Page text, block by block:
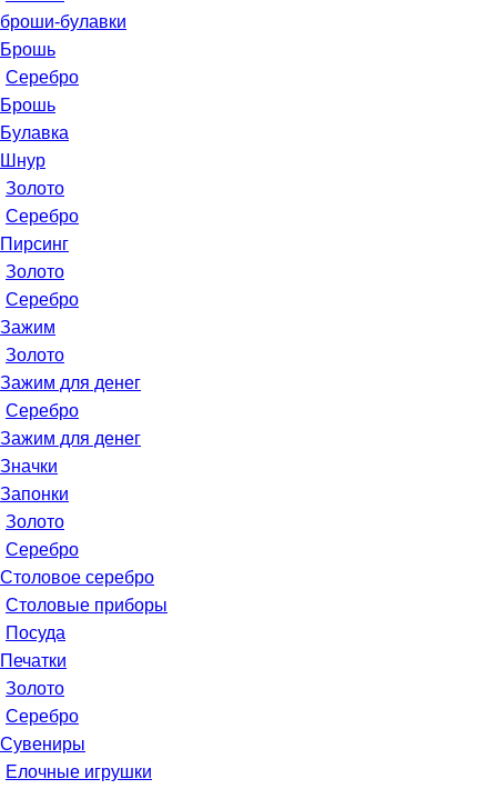
броши-булавки
Брошь
Серебро
Брошь
Булавка
Шнур
Золото
Серебро
Пирсинг
Золото
Серебро
Зажим
Золото
Зажим для денег
Серебро
Зажим для денег
Значки
Запонки
Золото
Серебро
Столовое серебро
Столовые приборы
Посуда
Печатки
Золото
Серебро
Сувениры
Елочные игрушки